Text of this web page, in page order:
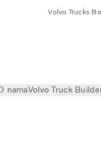
Volvo Trucks
namaVolvo Truck